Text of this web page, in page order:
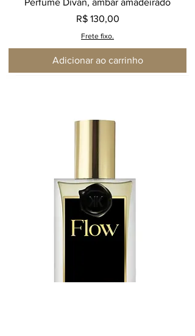
Perfume Divan, âmbar amadeirado
Preço
R$ 130,00
Frete fixo.
Adicionar ao carrinho